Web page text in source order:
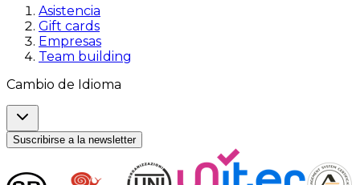
Asistencia
Gift cards
Empresas
Team building
Cambio de Idioma
Suscribirse a la newsletter